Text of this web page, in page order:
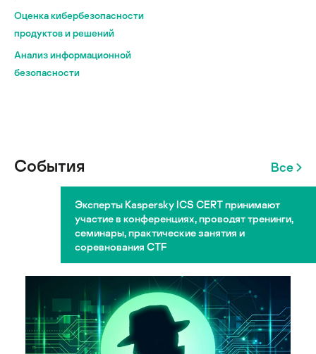
Оценка кибербезопасности
продуктов и решений
Анализ информационной
безопасности
События Все
Эксперты Kaspersky ICS CERT принимают
участие в конференциях, проводят тренинги,
семинары, практические занятия и
соревнования CTF